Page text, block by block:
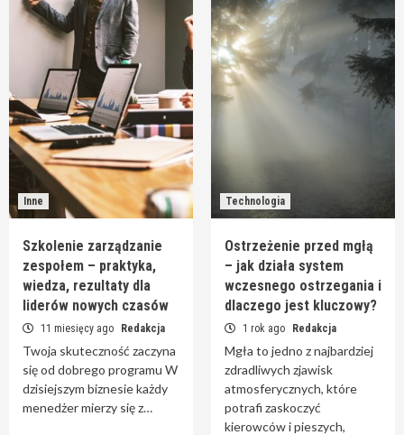
Inne
Szkolenie zarządzanie
zespołem – praktyka,
wiedza, rezultaty dla
liderów nowych czasów
11 miesięcy ago Redakcja
Twoja skuteczność zaczyna
się od dobrego programu W
dzisiejszym biznesie każdy
menedżer mierzy się z…
Technologia
Ostrzeżenie przed mgłą
– jak działa system
wczesnego ostrzegania i
dlaczego jest kluczowy?
1 rok ago Redakcja
Mgła to jedno z najbardziej
zdradliwych zjawisk
atmosferycznych, które
potrafi zaskoczyć
kierowców i pieszych,